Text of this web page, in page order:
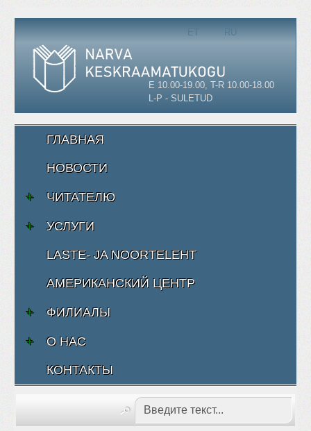
Выберите язык
ET RU
E 10.00-19.00, T-R 10.00-18.00
L-P - SULETUD
ГЛАВНАЯ
НОВОСТИ
ЧИТАТЕЛЮ
УСЛУГИ
LASTE- JA NOORTELEHT
АМЕРИКАНСКИЙ ЦЕНТР
ФИЛИАЛЫ
О НАС
КОНТАКТЫ